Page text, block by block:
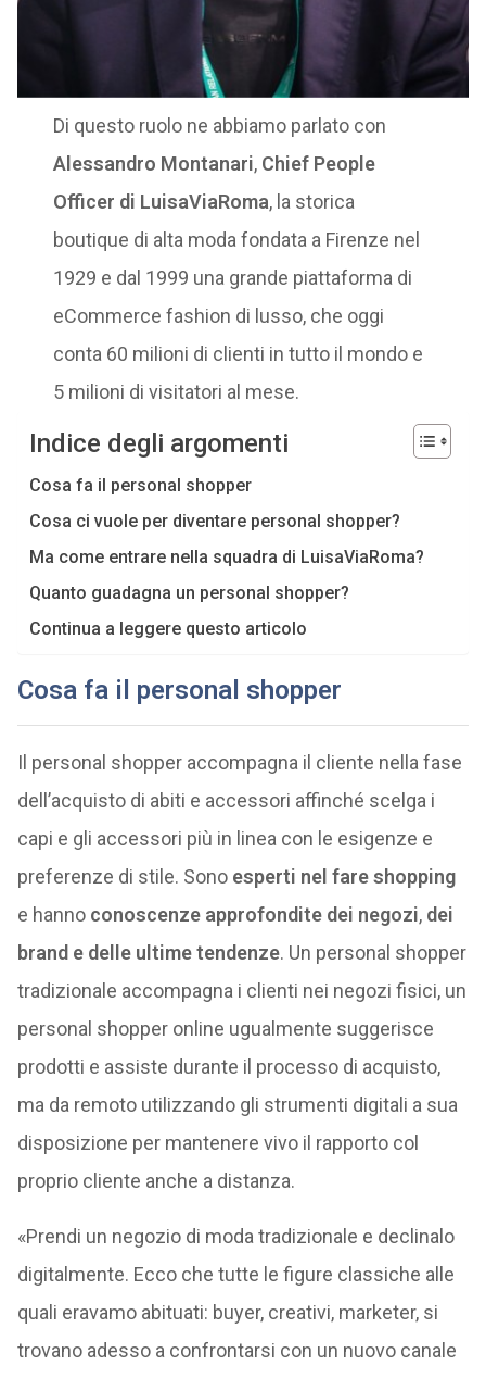
Di questo ruolo ne abbiamo parlato con
Alessandro Montanari, Chief People
Officer di LuisaViaRoma, la storica
boutique di alta moda fondata a Firenze nel
1929 e dal 1999 una grande piattaforma di
eCommerce fashion di lusso, che oggi
conta 60 milioni di clienti in tutto il mondo e
5 milioni di visitatori al mese.
Indice degli argomenti
Cosa fa il personal shopper
Cosa ci vuole per diventare personal shopper?
Ma come entrare nella squadra di LuisaViaRoma?
Quanto guadagna un personal shopper?
Continua a leggere questo articolo
Cosa fa il personal shopper
Il personal shopper accompagna il cliente nella fase
dell’acquisto di abiti e accessori affinché scelga i
capi e gli accessori più in linea con le esigenze e
preferenze di stile. Sono esperti nel fare shopping
e hanno conoscenze approfondite dei negozi, dei
brand e delle ultime tendenze. Un personal shopper
tradizionale accompagna i clienti nei negozi fisici, un
personal shopper online ugualmente suggerisce
prodotti e assiste durante il processo di acquisto,
ma da remoto utilizzando gli strumenti digitali a sua
disposizione per mantenere vivo il rapporto col
proprio cliente anche a distanza.
«Prendi un negozio di moda tradizionale e declinalo
digitalmente. Ecco che tutte le figure classiche alle
quali eravamo abituati: buyer, creativi, marketer, si
trovano adesso a confrontarsi con un nuovo canale